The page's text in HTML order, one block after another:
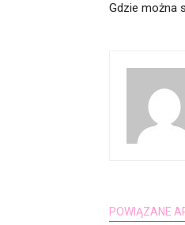
Gdzie można
POWIĄZANE